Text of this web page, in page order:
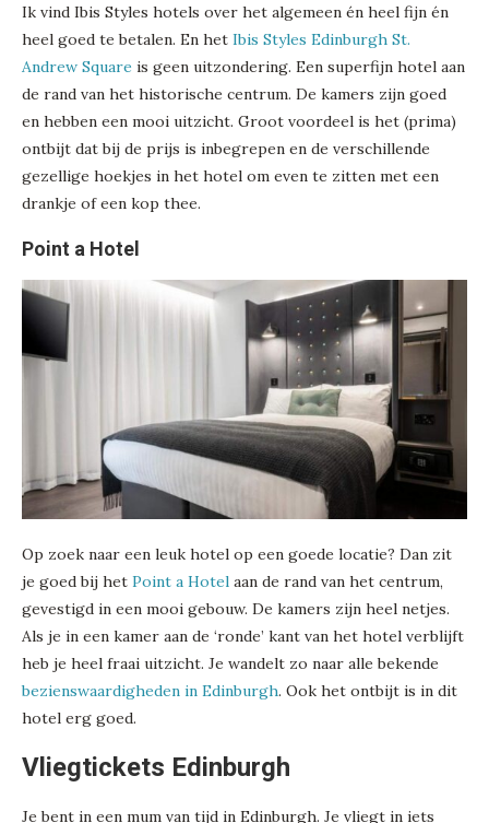
Ik vind Ibis Styles hotels over het algemeen én heel fijn én
heel goed te betalen. En het Ibis Styles Edinburgh St.
Andrew Square is geen uitzondering. Een superfijn hotel aan
de rand van het historische centrum. De kamers zijn goed
en hebben een mooi uitzicht. Groot voordeel is het (prima)
ontbijt dat bij de prijs is inbegrepen en de verschillende
gezellige hoekjes in het hotel om even te zitten met een
drankje of een kop thee.
Point a Hotel
Op zoek naar een leuk hotel op een goede locatie? Dan zit
je goed bij het Point a Hotel aan de rand van het centrum,
gevestigd in een mooi gebouw. De kamers zijn heel netjes.
Als je in een kamer aan de ‘ronde’ kant van het hotel verblijft
heb je heel fraai uitzicht. Je wandelt zo naar alle bekende
bezienswaardigheden in Edinburgh. Ook het ontbijt is in dit
hotel erg goed.
Vliegtickets Edinburgh
Je bent in een mum van tijd in Edinburgh. Je vliegt in iets